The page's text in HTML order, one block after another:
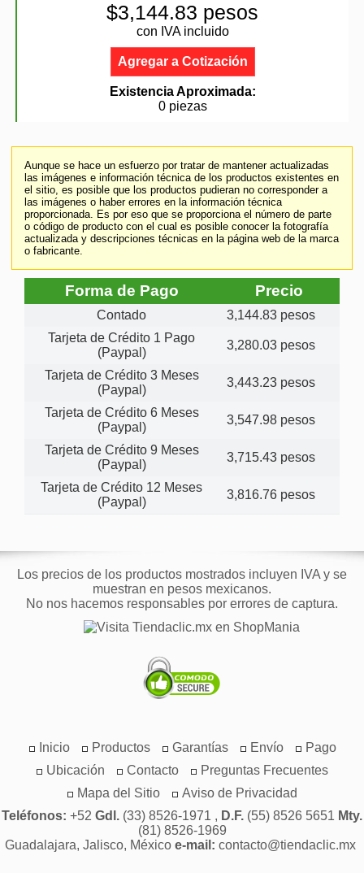
$3,144.83 pesos
con IVA incluido
Agregar a Cotización
Existencia Aproximada:
0 piezas
Aunque se hace un esfuerzo por tratar de mantener actualizadas
las imágenes e información técnica de los productos existentes en
el sitio, es posible que los productos pudieran no corresponder a
las imágenes o haber errores en la información técnica
proporcionada. Es por eso que se proporciona el número de parte
o código de producto con el cual es posible conocer la fotografía
actualizada y descripciones técnicas en la página web de la marca
o fabricante.
Forma de Pago Precio
Contado
3,144.83 pesos
Tarjeta de Crédito 1 Pago
(Paypal)
3,280.03 pesos
Tarjeta de Crédito 3 Meses
(Paypal)
3,443.23 pesos
Tarjeta de Crédito 6 Meses
(Paypal)
3,547.98 pesos
Tarjeta de Crédito 9 Meses
(Paypal)
3,715.43 pesos
Tarjeta de Crédito 12 Meses
(Paypal)
3,816.76 pesos
Los precios de los productos mostrados incluyen IVA y se
muestran en pesos mexicanos.
No nos hacemos responsables por errores de captura.
Inicio Productos Garantías Envío
Pago
Ubicación
Contacto
Preguntas Frecuentes
Mapa del Sitio
Aviso de Privacidad
Teléfonos: +52 Gdl. (33) 8526-1971 , D.F. (55) 8526 5651 Mty.
(81) 8526-1969
Guadalajara, Jalisco, México e-mail: contacto@tiendaclic.mx